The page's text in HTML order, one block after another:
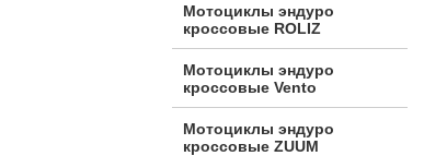
Мотоциклы эндуро
кроссовые ROLIZ
Мотоциклы эндуро
кроссовые Vento
Мотоциклы эндуро
кроссовые ZUUM